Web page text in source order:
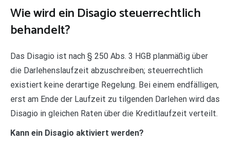
Wie wird ein Disagio steuerrechtlich
behandelt?
Das Disagio ist nach § 250 Abs. 3 HGB planmäßig über
die Darlehenslaufzeit abzuschreiben; steuerrechtlich
existiert keine derartige Regelung. Bei einem endfälligen,
erst am Ende der Laufzeit zu tilgenden Darlehen wird das
Disagio in gleichen Raten über die Kreditlaufzeit verteilt.
Kann ein Disagio aktiviert werden?